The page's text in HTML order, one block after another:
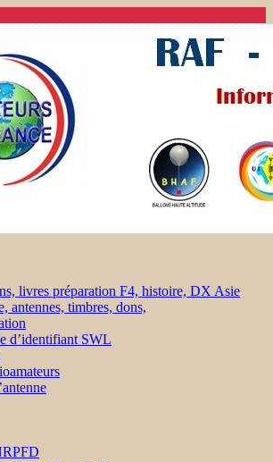
livres préparation F4, histoire, DX Asie
antennes, timbres, dons,
d’identifiant SWL